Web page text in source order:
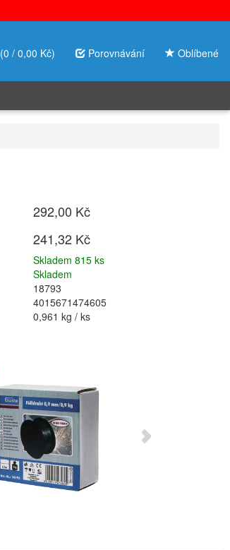
(0 / 0,00 Kč) Porovnávání Oblíbené
292,00 Kč
241,32 Kč
Skladem 815 ks
Skladem
18793
4015671474605
0,961 kg / ks